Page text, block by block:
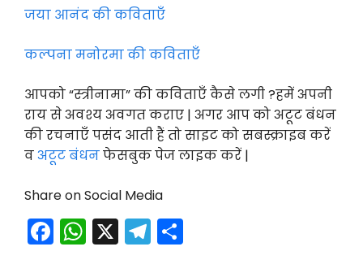
जया आनंद की कविताएँ
कल्पना मनोरमा की कविताएँ
आपको “स्त्रीनामा” की कविताएँ कैसे लगी ?हमें अपनी
राय से अवश्य अवगत कराए | अगर आप को अटूट बंधन
की रचनाएँ पसंद आती हैं तो साइट को सबस्क्राइब करें
वअटूट बंधनफेसबुक पेज लाइक करें |
Share on Social Media
F W X T